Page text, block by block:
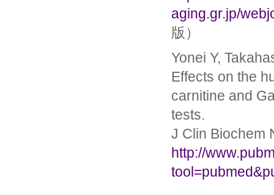
aging.gr.jp/
版）
Yonei Y,
Effects on the
carnitine and
tests.
J Clin Biochem
http://